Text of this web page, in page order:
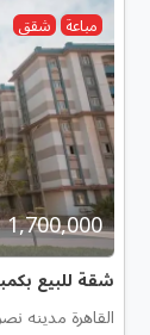
مباعة شقق
1,700,000 جنية مصرى
شقة للبيع
القاهرة مدينه نصر